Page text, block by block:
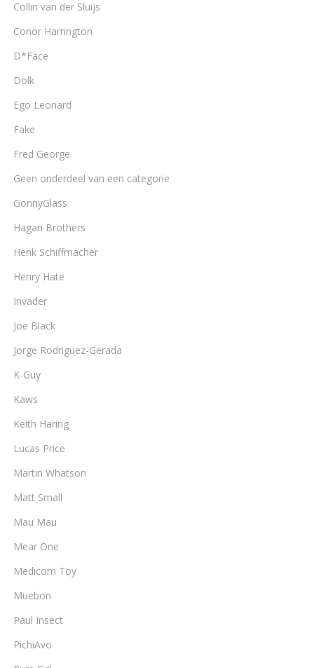
Collin van der Sluijs
Conor Harrington
D*Face
Dolk
Ego Leonard
Fake
Fred George
Geen onderdeel van een categorie
GonnyGlass
Hagan Brothers
Henk Schiffmacher
Henry Hate
Invader
Joe Black
Jorge Rodriguez-Gerada
K-Guy
Kaws
Keith Haring
Lucas Price
Martin Whatson
Matt Small
Mau Mau
Mear One
Medicom Toy
Muebon
Paul Insect
PichiAvo